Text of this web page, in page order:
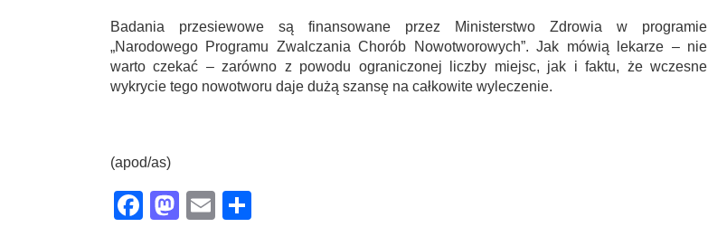
Badania przesiewowe są finansowane przez Ministerstwo Zdrowia w programie
„Narodowego Programu Zwalczania Chorób Nowotworowych”. Jak mówią lekarze – nie
warto czekać – zarówno z powodu ograniczonej liczby miejsc, jak i faktu, że wczesne
wykrycie tego nowotworu daje dużą szansę na całkowite wyleczenie.
(apod/as)
Facebook
Mastodon
Email